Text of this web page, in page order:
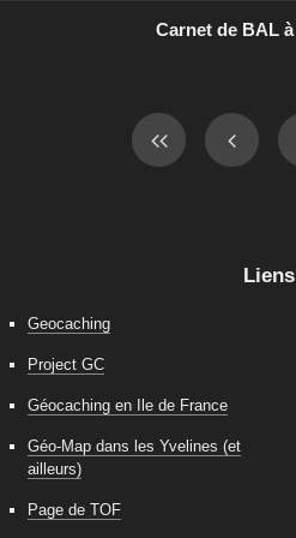
Carnet de BAL
Liens
Geocaching
Project GC
Géocaching en Ile de France
Géo-Map dans les Yvelines (et
ailleurs)
Page de TOF